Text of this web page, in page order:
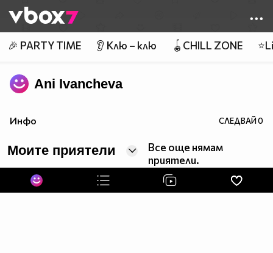
👾
🎉 PARTY TIME 👂 Клю – клю 🪀CHILL ZONE
Ani Ivancheva
Инфо СЛЕДВАЙ0
Моите приятели
Все още нямам
приятели.